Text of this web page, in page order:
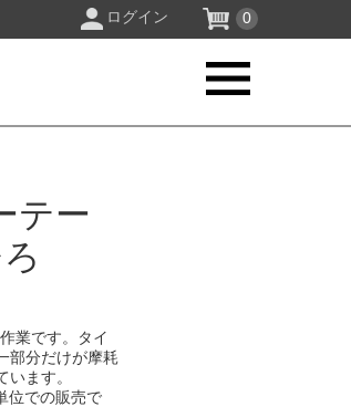
ログイン 0
テー
業です。タイ
部分だけが摩耗
ます。
位での販売で